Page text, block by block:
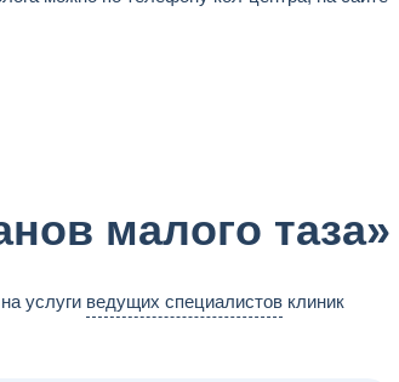
малого таза»
услуги ведущих специалистов клиник